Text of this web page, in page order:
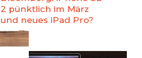
2 pünktlich im März
und neues iPad Pro?